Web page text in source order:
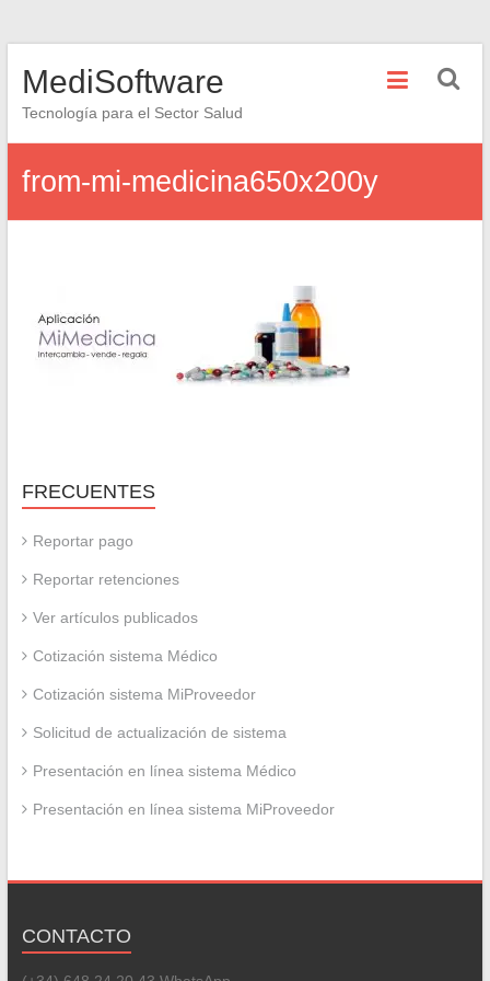
MediSoftware
Tecnología para el Sector Salud
from-mi-medicina650x200y
FRECUENTES
Reportar pago
Reportar retenciones
Ver artículos publicados
Cotización sistema Médico
Cotización sistema MiProveedor
Solicitud de actualización de sistema
Presentación en línea sistema Médico
Presentación en línea sistema MiProveedor
CONTACTO